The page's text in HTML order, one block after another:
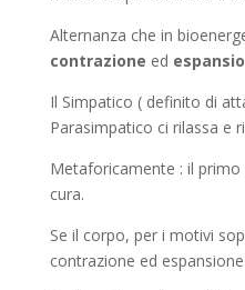
Alternanza che in
contrazione ed
Il Simpatico ( definito di
Parasimpatico ci rilassa e
Metaforicamente : il
cura.
Se il corpo, per i motivi
contrazione ed